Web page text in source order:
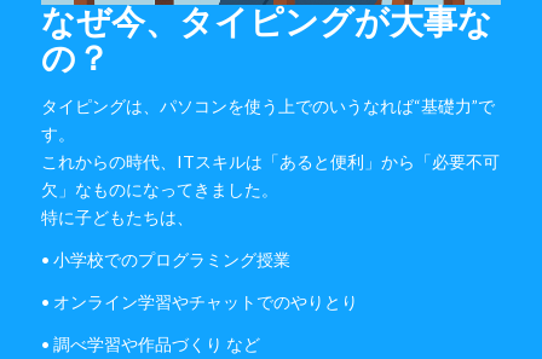
なぜ今、タイピングが大事な
の？
タイピングは、パソコンを使う上でのいうなれば“基礎力”で
す。
これからの時代、ITスキルは「あると便利」から「必要不可
欠」なものになってきました。
特に子どもたちは、
• 小学校でのプログラミング授業
• オンライン学習やチャットでのやりとり
• 調べ学習や作品づくり など